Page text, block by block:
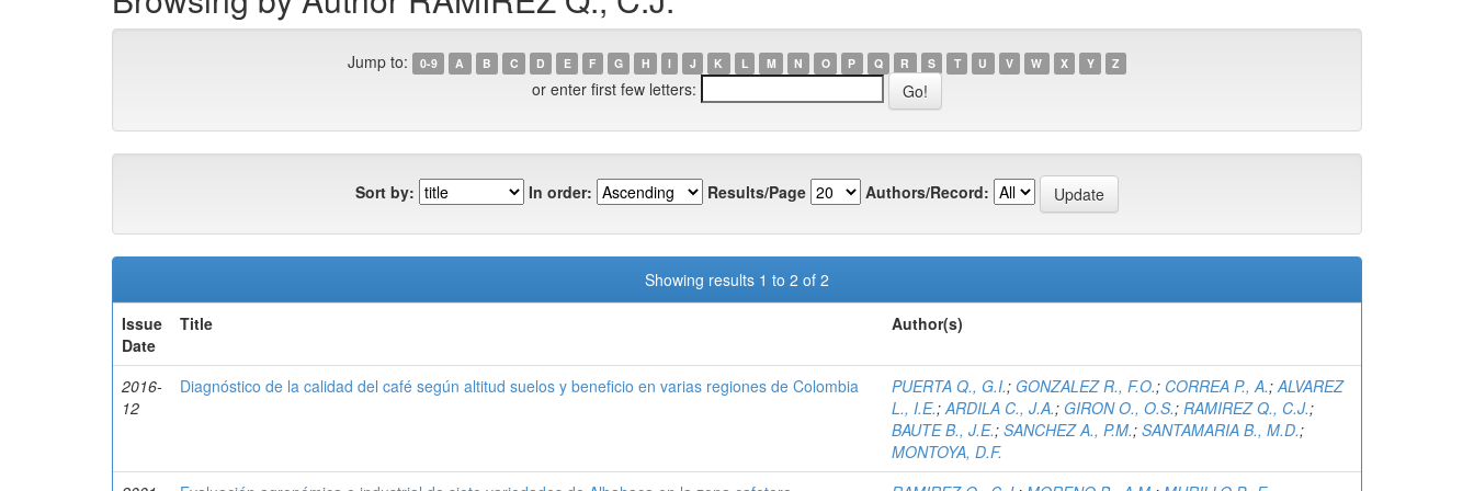
Jump to: 0-9 A B C D E F G H I J K L M N O P Q R S T U V W X Y Z
or enter first few letters:
Sort by: In order: Results/Page Authors/Record:
Showing results 1 to 2 of 2
Issue
Date
Title Author(s)
2016-
12
Diagnóstico de la calidad del café según altitud suelos y beneficio en varias regiones de Colombia PUERTA Q., G.I.; GONZALEZ R., F.O.; CORREA P., A.;ALVAREZ
L., I.E.;ARDILA C., J.A.; GIRON O., O.S.; RAMIREZ Q., C.J.;
BAUTE B., J.E.; SANCHEZ A., P.M.; SANTAMARIA B., M.D.;
MONTOYA, D.F.